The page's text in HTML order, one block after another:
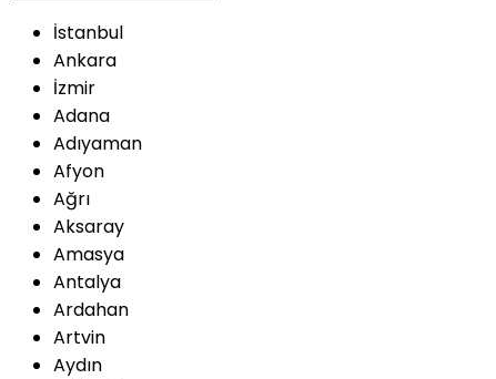
İstanbul
Ankara
İzmir
Adana
Adıyaman
Afyon
Ağrı
Aksaray
Amasya
Antalya
Ardahan
Artvin
Aydın